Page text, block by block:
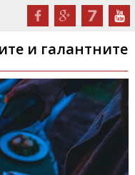
и галантните